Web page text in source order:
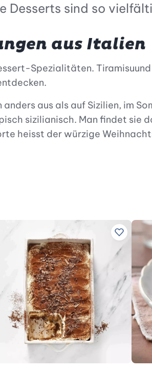
Desserts sind so
aus Italien
Spezialitäten.
aus als auf Sizilien, im
sizilianisch. Man findet sie
heisst der würzige
hinzufügen Zu